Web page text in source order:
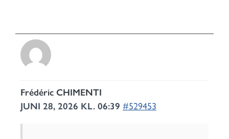
Frédéric CHIMENTI
JUNI 28, 2026 KL. 06:39 #529453